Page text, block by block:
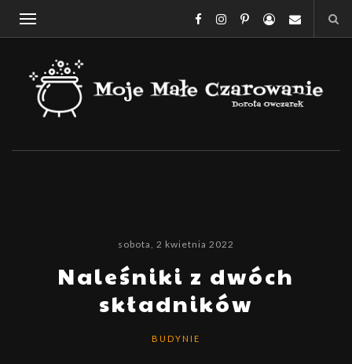
sobota, 2 kwietnia 2022
Naleśniki z dwóch
składników
BUDYNIE